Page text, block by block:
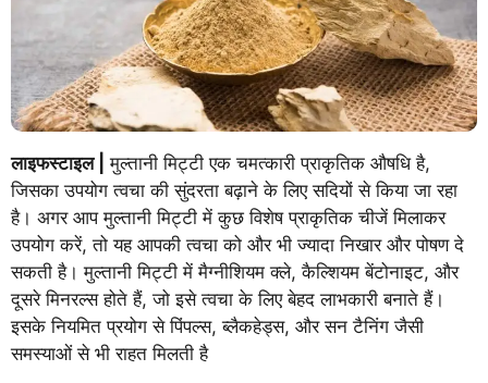
लाइफस्टाइल |
मुल्तानी मिट्टी एक चमत्कारी प्राकृतिक औषधि है,
जिसका उपयोग त्वचा की सुंदरता बढ़ाने के लिए सदियों से किया जा रहा
है। अगर आप मुल्तानी मिट्टी में कुछ विशेष प्राकृतिक चीजें मिलाकर
उपयोग करें, तो यह आपकी त्वचा को और भी ज्यादा निखार और पोषण दे
सकती है। मुल्तानी मिट्टी में मैग्नीशियम क्ले, कैल्शियम बेंटोनाइट, और
दूसरे मिनरल्स होते हैं, जो इसे त्वचा के लिए बेहद लाभकारी बनाते हैं।
इसके नियमित प्रयोग से पिंपल्स, ब्लैकहेड्स, और सन टैनिंग जैसी
समस्याओं से भी राहत मिलती है